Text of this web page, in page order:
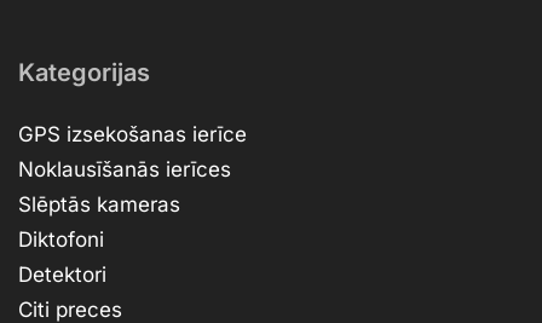
Kategorijas
GPS izsekošanas ierīce
Noklausīšanās ierīces
Slēptās kameras
Diktofoni
Detektori
Citi preces